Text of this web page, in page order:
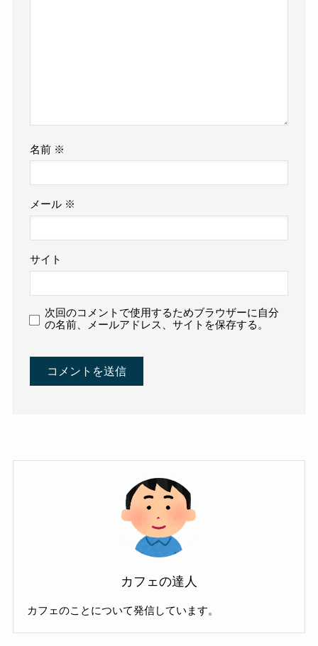
名前 ※
メール ※
サイト
次回のコメントで使用するためブラウザーに自分
の名前、メールアドレス、サイトを保存する。
カフェの達人
カフェのことについて発信しています。